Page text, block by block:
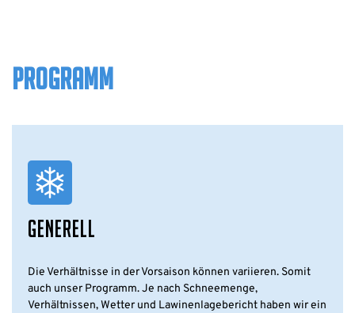
PROGRAMM
GENERELL
Die Verhältnisse in der Vorsaison können variieren. Somit
auch unser Programm. Je nach Schneemenge,
Verhältnissen, Wetter und Lawinenlagebericht haben wir ein